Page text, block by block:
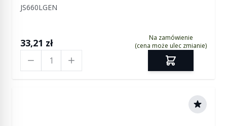
JS660LGEN
33,21 zł
Na zamówienie
(cena może ulec zmianie)